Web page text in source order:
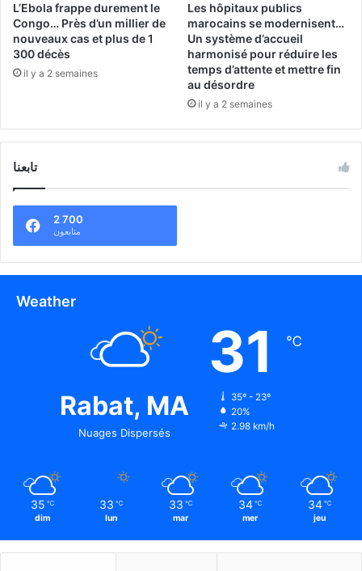
L’Ebola frappe durement le
Congo… Près d’un millier de
nouveaux cas et plus de 1
300 décès
il y a 2 semaines
Les hôpitaux publics
marocains se modernisent…
Un système d’accueil
harmonisé pour réduire les
temps d’attente et mettre fin
au désordre
il y a 2 semaines
تابعنا
2 700
متابعون
Weather
Rabat, MA
Nuages Dispersés
31 ℃
35º - 23º
20%
2.98 km/h
35 ℃
dim
33 ℃
lun
33 ℃
mar
34 ℃
mer
34 ℃
jeu